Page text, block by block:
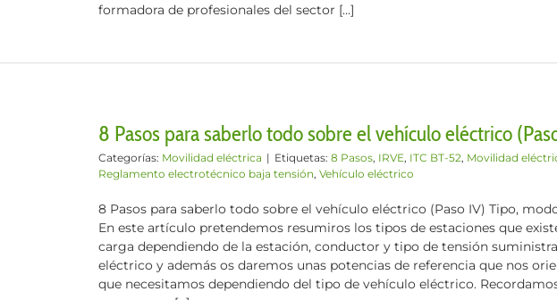
formadora de profesionales del sector [...]
8 Pasos para saberlo todo sobre el vehículo eléctrico
Categorías: Movilidad eléctrica | Etiquetas: 8 Pasos, IRVE, ITC BT-52, Movilidad
Reglamento electrotécnico baja tensión, Vehículo eléctrico
8 Pasos para saberlo todo sobre el vehículo eléctrico (Paso IV) Tipo,
En este artículo pretendemos resumiros los tipos de estaciones que
carga dependiendo de la estación, conductor y tipo de tensión
eléctrico y además os daremos unas potencias de referencia que nos
que necesitamos dependiendo del tipo de vehículo eléctrico.